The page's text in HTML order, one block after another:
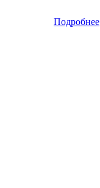
Подробнее